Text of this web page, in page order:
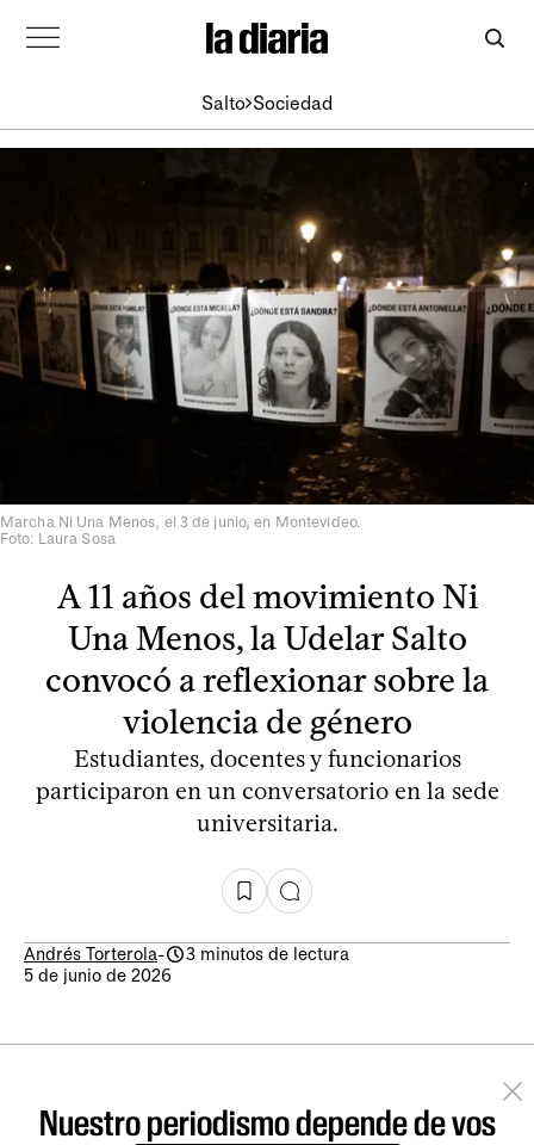
Salto Sociedad
Marcha Ni Una Menos, el 3 de junio, en Montevideo.
Foto: Laura Sosa
A 11 años del movimiento Ni
Una Menos, la Udelar Salto
convocó a reflexionar sobre la
violencia de género
Estudiantes, docentes y funcionarios
participaron en un conversatorio en la sede
universitaria.
Andrés Torterola-
3 minutos de lectura
5 de junio de 2026
Nuestro periodismo depende de vos